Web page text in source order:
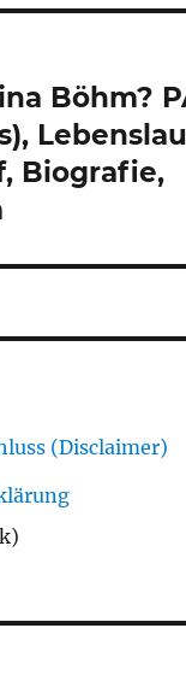
Böhm?
Biografie,
(Disclaimer)